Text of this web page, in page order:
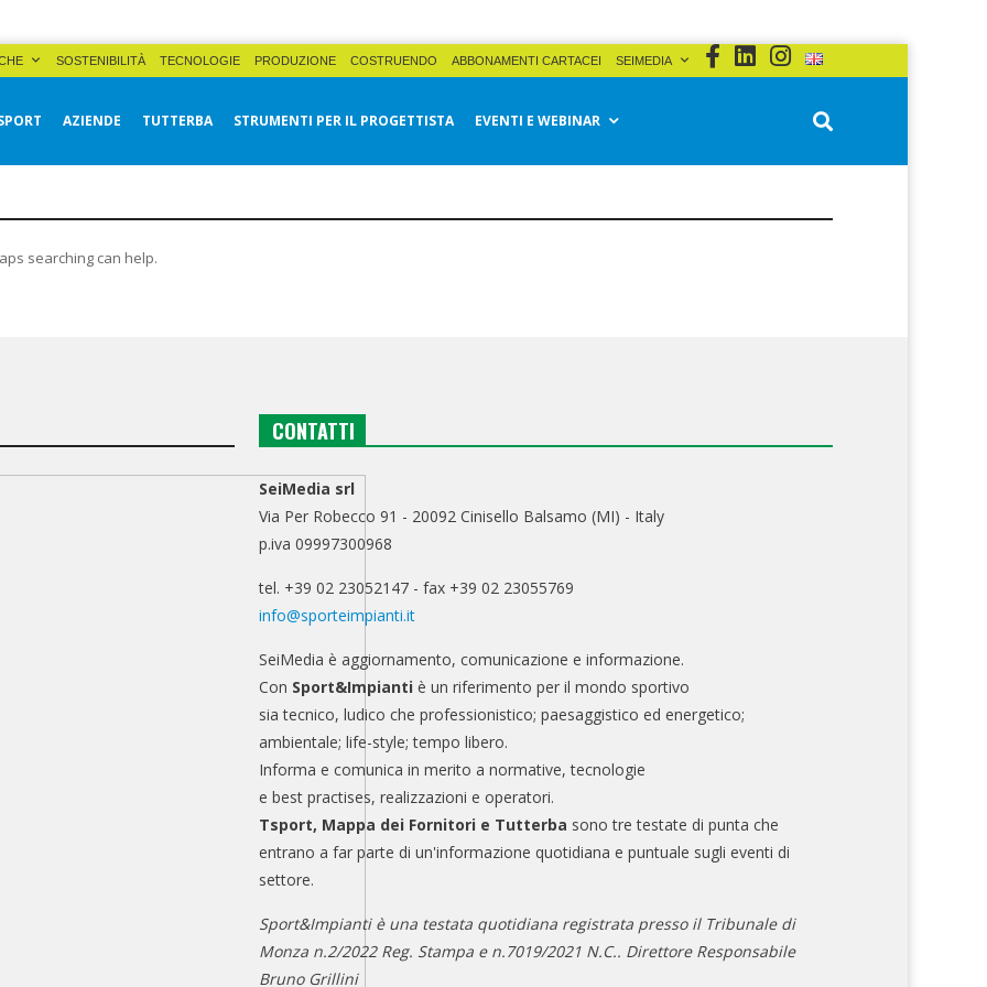
SOSTENIBILITÀ TECNOLOGIE PRODUZIONE COSTRUENDO ABBONAMENTI CARTACEI SEIMEDIA
AZIENDE TUTTERBA STRUMENTI PER IL PROGETTISTA EVENTI E WEBINAR
searching can help.
CONTATTI
SeiMedia srl
Via Per Robecco 91 - 20092 Cinisello Balsamo (MI) - Italy
p.iva 09997300968
tel. +39 02 23052147 - fax +39 02 23055769
info@sporteimpianti.it
SeiMedia è aggiornamento, comunicazione e informazione.
Con Sport&Impianti è un riferimento per il mondo sportivo
sia tecnico, ludico che professionistico; paesaggistico ed energetico;
ambientale; life-style; tempo libero.
Informa e comunica in merito a normative, tecnologie
e best practises, realizzazioni e operatori.
Tsport, Mappa dei Fornitori e Tutterba sono tre testate di punta che
entrano a far parte di un'informazione quotidiana e puntuale sugli eventi di
settore.
Sport&Impianti è una testata quotidiana registrata presso il Tribunale di
Monza n.2/2022 Reg. Stampa e n.7019/2021 N.C.. Direttore Responsabile
Bruno Grillini